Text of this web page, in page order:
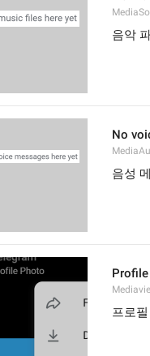
음악
No
음성
프로